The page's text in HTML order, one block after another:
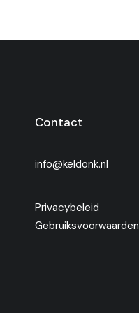
Contact
info@keldonk.nl
Privacybeleid
Gebruiksvoorwaarden